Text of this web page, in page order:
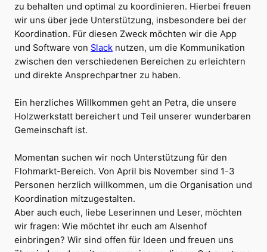
zu behalten und optimal zu koordinieren. Hierbei freuen
wir uns über jede Unterstützung, insbesondere bei der
Koordination. Für diesen Zweck möchten wir die App
und Software von Slack nutzen, um die Kommunikation
zwischen den verschiedenen Bereichen zu erleichtern
und direkte Ansprechpartner zu haben.
Ein herzliches Willkommen geht an Petra, die unsere
Holzwerkstatt bereichert und Teil unserer wunderbaren
Gemeinschaft ist.
Momentan suchen wir noch Unterstützung für den
Flohmarkt-Bereich. Von April bis November sind 1-3
Personen herzlich willkommen, um die Organisation und
Koordination mitzugestalten.
Aber auch euch, liebe Leserinnen und Leser, möchten
wir fragen: Wie möchtet ihr euch am Alsenhof
einbringen? Wir sind offen für Ideen und freuen uns